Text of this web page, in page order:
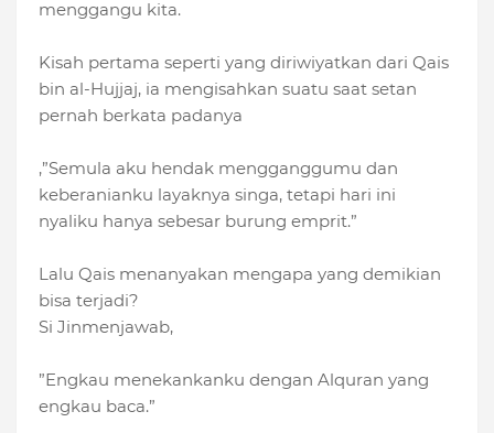
menggangu kita.
Kisah pertama seperti yang diriwiyatkan dari Qais
bin al-Hujjaj, ia mengisahkan suatu saat setan
pernah berkata padanya
,”Semula aku hendak mengganggumu dan
keberanianku layaknya singa, tetapi hari ini
nyaliku hanya sebesar burung emprit.”
Lalu Qais menanyakan mengapa yang demikian
bisa terjadi?
Si Jinmenjawab,
”Engkau menekankanku dengan Alquran yang
engkau baca.”